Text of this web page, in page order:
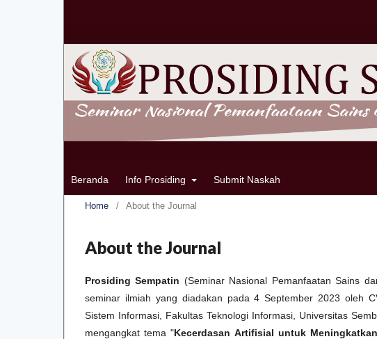
Beranda Info Prosiding Submit Naskah
Home / About the Journal
About the Journal
Prosiding Sempatin (Seminar Nasional Pemanfaatan Sains
seminar ilmiah yang diadakan pada 4 September 2023 oleh
Sistem Informasi, Fakultas Teknologi Informasi, Universitas
mengangkat tema "Kecerdasan Artifisial untuk